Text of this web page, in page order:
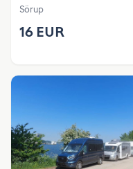
Sörup
16 EUR